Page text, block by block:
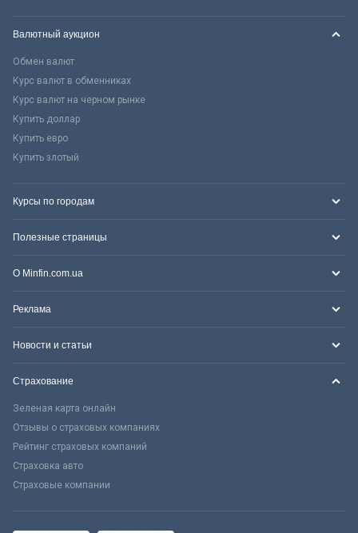
Валютный аукцион
Обмен валют
Курс валют в обменниках
Курс валют на черном рынке
Купить доллар
Купить евро
Купить злотый
Курсы по городам
Полезные страницы
О Minfin.com.ua
Реклама
Новости и статьи
Страхование
Зеленая карта онлайн
Отзывы о страховых компаниях
Рейтинг страховых компаний
Страховка авто
Страховые компании